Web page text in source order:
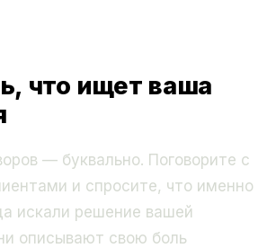
что ищет ваша
— буквально. Поговорите с
и спросите, что именно
искали решение вашей
описывают свою боль